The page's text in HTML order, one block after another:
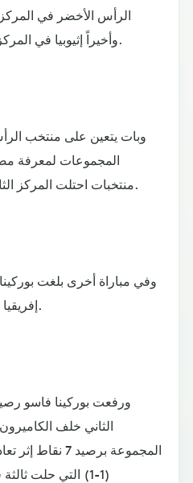
وأخيراً إثيوبيا في المركز الرابع الأخير بنقطة واحدة.
وبات يتعين على منتخب
المجموعات لمعرفة
منتخبات احتلت المركز الثالث في المجموعات الست.
وفي مباراة أخرى بلغت
إفريقيا رغم تعادلها مع إثيوبيا (1-1).
الثاني خلف
المجموعة برصيد
(1-1) التي حلت